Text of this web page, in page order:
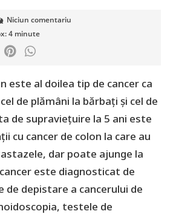
Niciun comentariu
4 minute
este al doilea tip de cancer ca
de plămâni la bărbați și cel de
de supraviețuire la 5 ani este
cu cancer de colon la care au
dar poate ajunge la
este diagnosticat de
de depistare a cancerului de
testele de